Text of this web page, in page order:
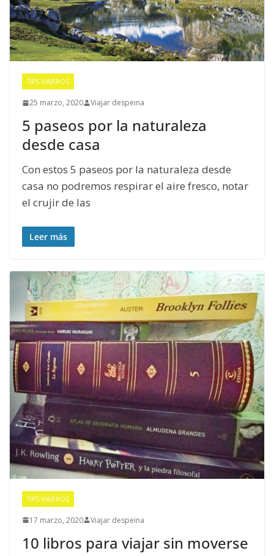
TIPS VIAJEROS
25 marzo, 2020 Viajar despeina
5 paseos por la naturaleza
desde casa
Con estos 5 paseos por la naturaleza desde
casa no podremos respirar el aire fresco, notar
el crujir de las
Leer más
TIPS VIAJEROS
17 marzo, 2020 Viajar despeina
10 libros para viajar sin moverse